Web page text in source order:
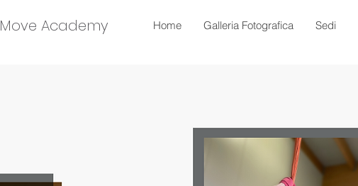
Move Academy Home Galleria Fotografica Sedi